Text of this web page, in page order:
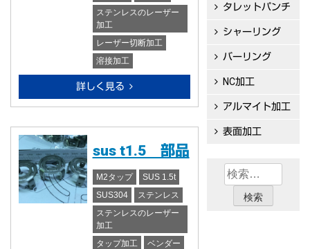
ステンレスのレーザー
加工
レーザー切断加工
溶接加工
詳しく見る
sus t1.5 部品
M2タップ
SUS 1.5t
SUS304
ステンレス
ステンレスのレーザー
加工
タップ加工
ベンダー
タレットパンチ
シャーリング
バーリング
NC加工
アルマイト加工
表面加工
検
索: